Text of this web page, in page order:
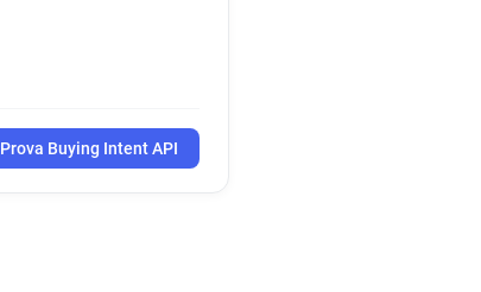
Prova Buying Intent API